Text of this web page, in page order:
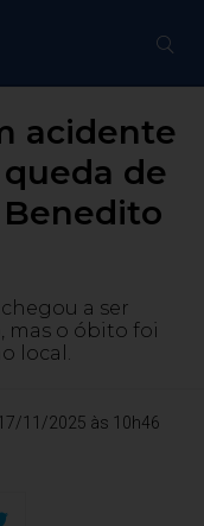
acidente
de
a ser
mas o óbito foi
local.
11/2025 às 10h46